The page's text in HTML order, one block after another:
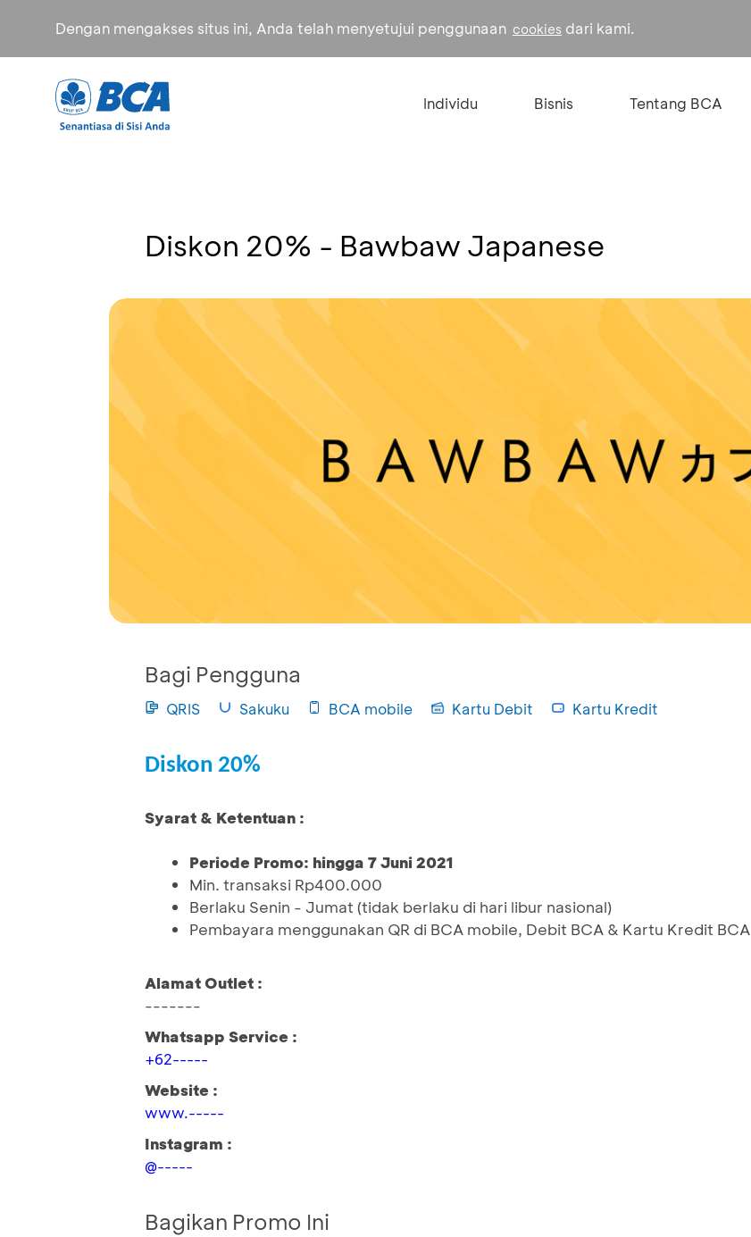
Dengan mengakses situs ini, Anda telah menyetujui penggunaan cookies dari kami.
Individu Bisnis Tentang BCA
Diskon 20% - Bawbaw Japanese
Bagi Pengguna
QRIS Sakuku BCA mobile Kartu Debit Kartu Kredit
Diskon 20%
Syarat & Ketentuan :
Periode Promo: hingga 7 Juni 2021
Min. transaksi Rp400.000
Berlaku Senin - Jumat (tidak berlaku di hari libur nasional)
Pembayara menggunakan QR di BCA mobile, Debit BCA & Kartu Kredit BCA
Alamat Outlet :
-------
Whatsapp Service :
+62-----
Website :
www.-----
Instagram :
@-----
Bagikan Promo Ini